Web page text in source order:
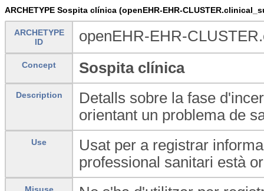
ARCHETYPE Sospita clínica (openEHR-EHR-
ARCHETYPE
ID
openEHR-EHR-
Concept Sospita clínica
Description
Detalls sobre la fase
orientant un problema de
Use
Usat per a registrar
professional sanitari està
Misuse